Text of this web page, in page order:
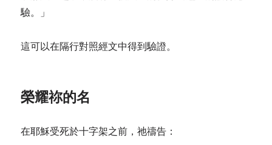
驗。」
這可以在隔行對照經文中得到驗證。
榮耀祢的名
在耶穌受死於十字架之前，祂禱告：